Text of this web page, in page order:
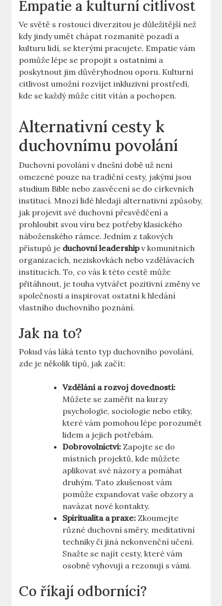
Empatie a kulturní citlivost
Ve světě s rostoucí diverzitou je důležitější než
kdy jindy umět chápat rozmanité pozadí a
kulturu lidí, se kterými pracujete. Empatie vám
pomůže lépe se propojit s ostatními a
poskytnout jim důvěryhodnou oporu. Kulturní
citlivost umožní rozvíjet inkluzivní prostředí,
kde se každý může cítit vítán a pochopen.
Alternativní cesty k
duchovnímu povolání
Duchovní povolání v dnešní době už není
omezené pouze na tradiční cesty, jakými jsou
studium Bible nebo zasvěcení se do církevních
institucí. Mnozí lidé hledají alternativní způsoby,
jak projevit své duchovní přesvědčení a
prohloubit svou víru bez potřeby klasického
náboženského rámce. Jedním z takových
přístupů je duchovní leadershipv komunitních
organizacích, neziskovkách nebo vzdělávacích
institucích. To, co vás k této cestě může
přitáhnout, je touha vytvářet pozitivní změny ve
společnosti a inspirovat ostatní k hledání
vlastního duchovního poznání.
Jak na to?
Pokud vás láká tento typ duchovního povolání,
zde je několik tipů, jak začít:
Vzdělání a rozvoj dovedností:
Můžete se zaměřit na kurzy
psychologie, sociologie nebo etiky,
které vám pomohou lépe porozumět
lidem a jejich potřebám.
Dobrovolnictví: Zapojte se do
místních projektů, kde můžete
aplikovat své názory a pomáhat
druhým. Tato zkušenost vám
pomůže expandovat vaše obzory a
navázat nové kontakty.
Spiritualita a praxe: Zkoumejte
různé duchovní směry, meditativní
techniky či jiná nekonvenční učení.
Snažte se najít cesty, které vám
osobně vyhovují a rezonují s vámi.
Co říkají odborníci?